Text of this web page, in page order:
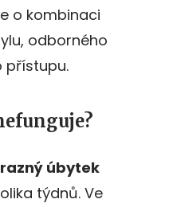
o kombinaci
odborného
přístupu.
úbytek
týdnů. Ve